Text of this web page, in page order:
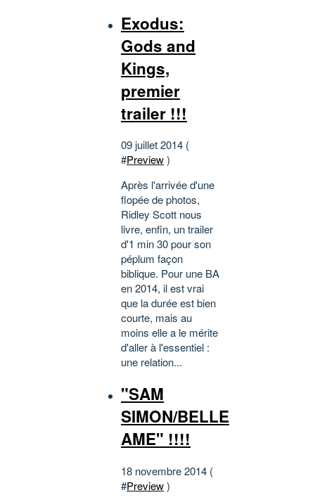
Exodus:
Gods and
Kings,
premier
trailer !!!
09 juillet 2014 (
#Preview)
Après l'arrivée d'une
flopée de photos,
Ridley Scott nous
livre, enfin, un trailer
d'1 min 30 pour son
péplum façon
biblique. Pour une BA
en 2014, il est vrai
que la durée est bien
courte, mais au
moins elle a le mérite
d'aller à l'essentiel :
une relation...
"SAM
SIMON/BELLE
AME" !!!!
18 novembre 2014 (
#Preview)